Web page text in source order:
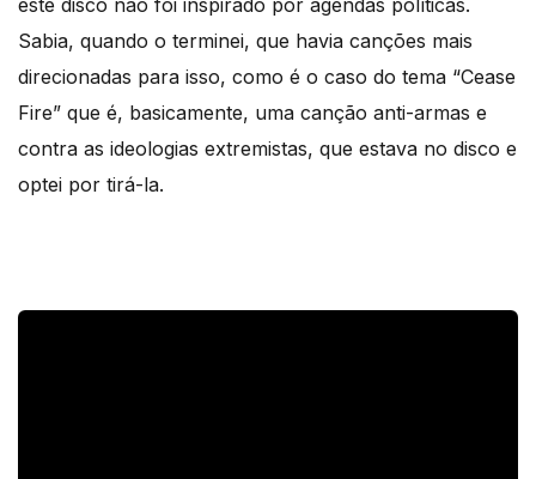
Sabia, quando o terminei, que havia canções mais
direcionadas para isso, como é o caso do tema “Cease
Fire” que é, basicamente, uma canção anti-armas e
contra as ideologias extremistas, que estava no disco e
optei por tirá-la.